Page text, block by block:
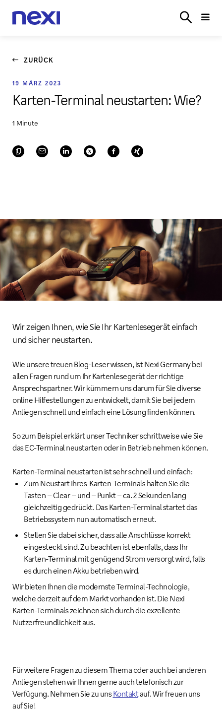
ZURÜCK
19 MÄRZ 2023
Karten-Terminal neustarten: Wie?
1 Minute
Wir zeigen Ihnen, wie Sie Ihr Kartenlesegerät einfach
und sicher neustarten.
Wie unsere treuen Blog-Leser wissen, ist Nexi Germany bei
allen Fragen rund um Ihr Kartenlesegerät der richtige
Ansprechspartner. Wir kümmern uns darum für Sie diverse
online Hilfestellungen zu entwickelt, damit Sie bei jedem
Anliegen schnell und einfach eine Lösung finden können.
So zum Beispiel erklärt unser Techniker schrittweise wie Sie
das EC-Terminal neustarten oder in Betrieb nehmen können.
Karten-Terminal neustarten ist sehr schnell und einfach:
Zum Neustart Ihres Karten-Terminals halten Sie die
Tasten – Clear – und – Punkt – ca. 2 Sekunden lang
gleichzeitig gedrückt. Das Karten-Terminal startet das
Betriebssystem nun automatisch erneut.
Stellen Sie dabei sicher, dass alle Anschlüsse korrekt
eingesteckt sind. Zu beachten ist ebenfalls, dass Ihr
Karten-Terminal mit genügend Strom versorgt wird, falls
es durch einen Akku betrieben wird.
Wir bieten Ihnen die modernste Terminal-Technologie,
welche derzeit auf dem Markt vorhanden ist. Die Nexi
Karten-Terminals zeichnen sich durch die exzellente
Nutzerfreundlichkeit aus.
Für weitere Fragen zu diesem Thema oder auch bei anderen
Anliegen stehen wir Ihnen gerne auch telefonisch zur
Verfügung. Nehmen Sie zu unsKontaktauf. Wir freuen uns
auf Sie!